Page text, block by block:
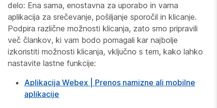
delo: Ena sama, enostavna za uporabo in varna
aplikacija za srečevanje, pošiljanje sporočil in klicanje.
Podpira različne možnosti klicanja, zato smo pripravili
več člankov, ki vam bodo pomagali kar najbolje
izkoristiti možnosti klicanja, vključno s tem, kako lahko
nastavite lastne funkcije:
Aplikacija Webex | Prenos namizne ali mobilne
aplikacije